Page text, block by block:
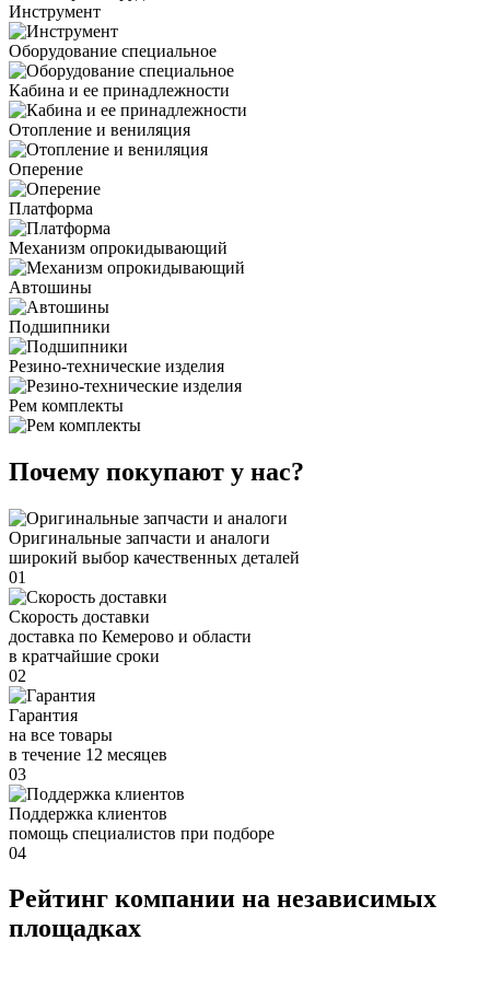
Инструмент
Оборудование специальное
Кабина и ее принадлежности
Отопление и вениляция
Оперение
Платформа
Механизм опрокидывающий
Автошины
Подшипники
Резино-технические изделия
Рем комплекты
Почему покупают у нас?
Оригинальные запчасти и аналоги
широкий выбор качественных деталей
01
Скорость доставки
доставка по Кемерово и области
в кратчайшие сроки
02
Гарантия
на все товары
в течение 12 месяцев
03
Поддержка клиентов
помощь специалистов при подборе
04
Рейтинг компании на независимых
площадках